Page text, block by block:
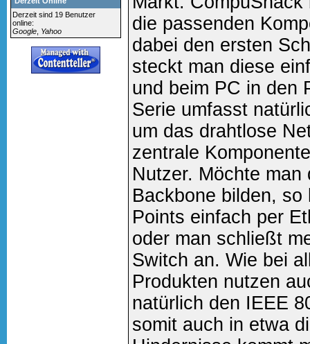
Derzeit sind 19 Benutzer
online:
Google Yahoo
die passenden
dabei den ersten
steckt man diese
und beim PC in den
Serie umfasst
um das drahtlose
zentrale
Nutzer. Möchte
Backbone bilden,
Points einfach per
oder man schließt
Switch an. Wie bei
Produkten nutzen
natürlich den IEEE
somit auch in etwa